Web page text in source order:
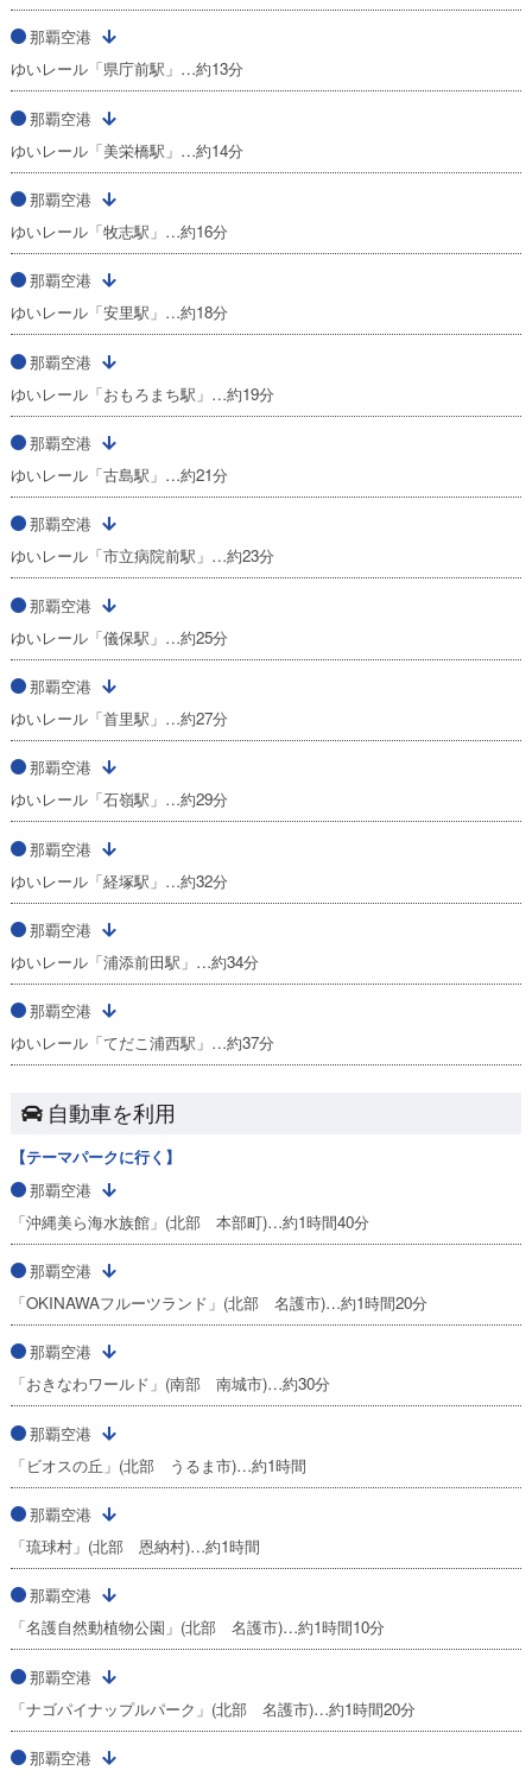
那覇空港
ゆいレール「県庁前駅」…約13分
那覇空港
ゆいレール「美栄橋駅」…約14分
那覇空港
ゆいレール「牧志駅」…約16分
那覇空港
ゆいレール「安里駅」…約18分
那覇空港
ゆいレール「おもろまち駅」…約19分
那覇空港
ゆいレール「古島駅」…約21分
那覇空港
ゆいレール「市立病院前駅」…約23分
那覇空港
ゆいレール「儀保駅」…約25分
那覇空港
ゆいレール「首里駅」…約27分
那覇空港
ゆいレール「石嶺駅」…約29分
那覇空港
ゆいレール「経塚駅」…約32分
那覇空港
ゆいレール「浦添前田駅」…約34分
那覇空港
ゆいレール「てだこ浦西駅」…約37分
自動車を利用
【テーマパークに行く】
那覇空港
「沖縄美ら海水族館」(北部 本部町)…約1時間40分
那覇空港
「OKINAWAフルーツランド」(北部 名護市)…約1時間20分
那覇空港
「おきなわワールド」(南部 南城市)…約30分
那覇空港
「ビオスの丘」(北部 うるま市)…約1時間
那覇空港
「琉球村」(北部 恩納村)…約1時間
那覇空港
「名護自然動植物公園」(北部 名護市)…約1時間10分
那覇空港
「ナゴパイナップルパーク」(北部 名護市)…約1時間20分
那覇空港